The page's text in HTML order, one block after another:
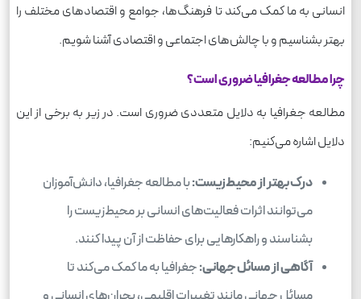
انسانی به ما کمک می‌کند تا فرهنگ‌ها، جوامع و اقتصادهای مختلف را
بهتر بشناسیم و با چالش‌های اجتماعی و اقتصادی آشنا شویم.
چرا مطالعه جغرافیا ضروری است؟
مطالعه جغرافیا به دلایل متعددی ضروری است. در زیر به برخی از این
دلایل اشاره می‌کنیم:
درک بهتر از محیط‌زیست:با مطالعه جغرافیا، دانش‌آموزان
می‌توانند اثرات فعالیت‌های انسانی بر محیط‌زیست را
بشناسند و راهکارهایی برای حفاظت از آن پیدا کنند.
آگاهی از مسائل جهانی:جغرافیا به ما کمک می‌کند تا